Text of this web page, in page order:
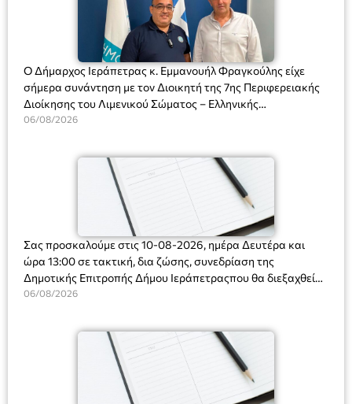
Ο Δήμαρχος Ιεράπετρας κ. Εμμανουήλ Φραγκούλης είχε
σήμερα συνάντηση με τον Διοικητή της 7ης Περιφερειακής
Διοίκησης του Λιμενικού Σώματος – Ελληνικής
Ακτοφυλακής (Λ.Σ.-ΕΛ.ΑΚΤ.), Αρχιπλοίαρχο Λ.Σ. κ. Ιωάννη
06/08/2026
Σας προσκαλούμε στις 10-08-2026, ημέρα Δευτέρα και
ώρα 13:00 σε τακτική, δια ζώσης, συνεδρίαση της
Δημοτικής Επιτροπής Δήμου Ιεράπετραςπου θα διεξαχθεί
στο Δημοτικό Κατάστημα, Δημοκρατίας 31 στην αίθουσα
και λήψη αποφάσεων στα παρακάτω θέματα:
06/08/2026